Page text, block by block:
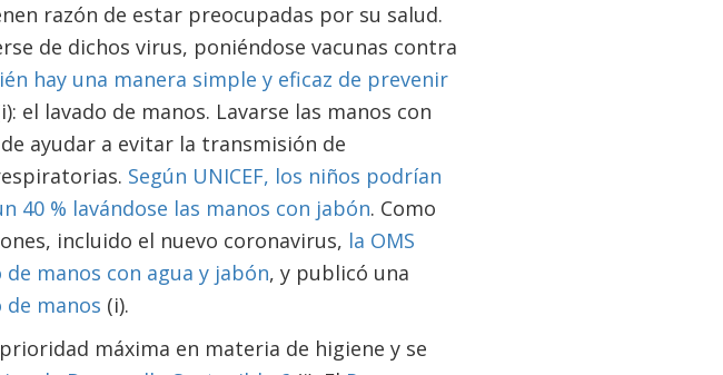
razón de estar preocupadas por su salud.
de dichos virus, poniéndose vacunas contra
hay una manera simple y eficaz de prevenir
el lavado de manos. Lavarse las manos con
ayudar a evitar la transmisión de
Según UNICEF, los niños podrían
40 % lavándose las manos con jabón. Como
incluido el nuevo coronavirus, la OMS
manos con agua y jabón, y publicó una
manos (i).
máxima en materia de higiene y se